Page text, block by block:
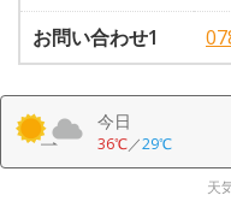
お問い合わせ1
今日
36℃／29℃
天